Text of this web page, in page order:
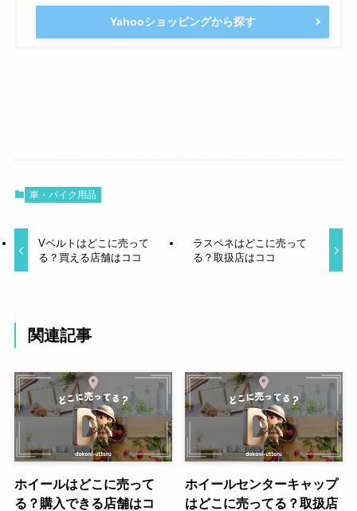
Yahooショッピングから探す
車・バイク用品
Vベルトはどこに売って
る？買える店舗はココ
ラスペネはどこに売って
る？取扱店はココ
関連記事
ホイールはどこに売って
る？購入できる店舗はコ
ホイールセンターキャップ
はどこに売ってる？取扱店